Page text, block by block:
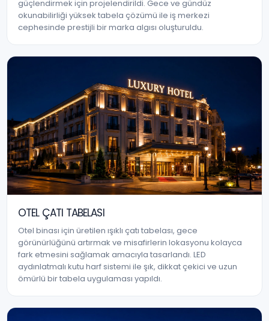
güçlendirmek için projelendirildi. Gece ve gündüz
okunabilirliği yüksek tabela çözümü ile iş merkezi
cephesinde prestijli bir marka algısı oluşturuldu.
OTEL ÇATI TABELASI
Otel binası için üretilen ışıklı çatı tabelası, gece
görünürlüğünü artırmak ve misafirlerin lokasyonu kolayca
fark etmesini sağlamak amacıyla tasarlandı. LED
aydınlatmalı kutu harf sistemi ile şık, dikkat çekici ve uzun
ömürlü bir tabela uygulaması yapıldı.